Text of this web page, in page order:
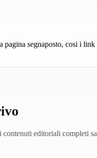
segnaposto, cosi i
editoriali completi